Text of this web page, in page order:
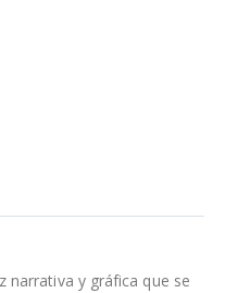
narrativa y gráfica que se